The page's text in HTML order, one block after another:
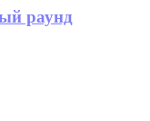
раунд